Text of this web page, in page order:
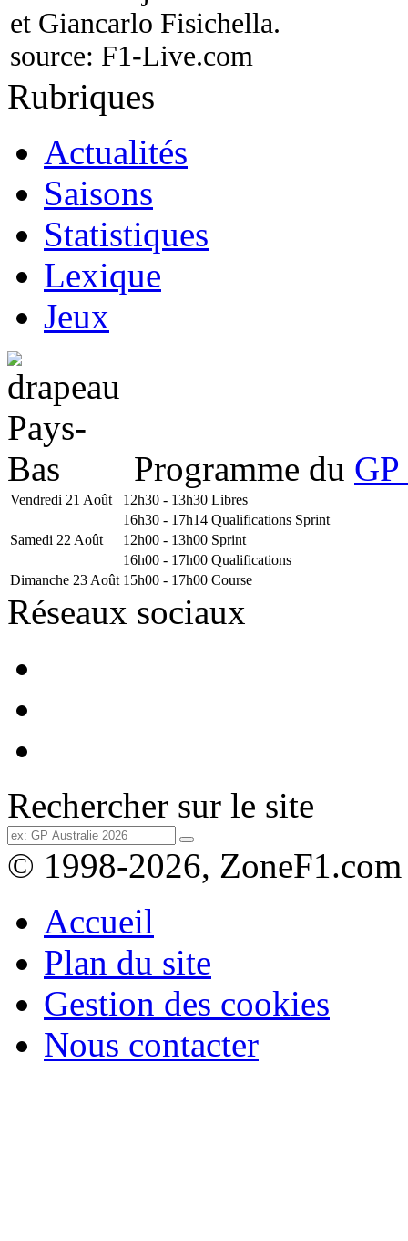
et Giancarlo Fisichella.
source: F1-Live.com
Rubriques
Actualités
Saisons
Statistiques
Lexique
Jeux
Programme du
Vendredi 21 Août 12h30 - 13h30 Libres
16h30 - 17h14 Qualifications Sprint
Samedi 22 Août
12h00 - 13h00 Sprint
16h00 - 17h00 Qualifications
Dimanche 23 Août 15h00 - 17h00 Course
Réseaux sociaux
Rechercher sur le site
© 1998-2026, ZoneF1.com
Accueil
Plan du site
Gestion des cookies
Nous contacter